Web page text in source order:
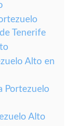
Tenerife
Alto en
Portezuelo
Alto